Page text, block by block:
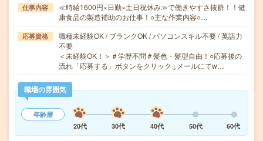
仕事内容
≪時給1600円×日勤×土日祝休み≫で働きやすさ抜群！！健
康食品の製造補助のお仕事！○主な作業内容○…
応募資格
職種未経験OK / ブランクOK / パソコンスキル不要 / 英語力
不要
＜未経験OK！＞＃学歴不問＃髪色・髪型自由！○応募後の
流れ「応募する」ボタンをクリック↓メールにてw…
職場の雰囲気
年齢層
20代
30代 40代 50代 60代